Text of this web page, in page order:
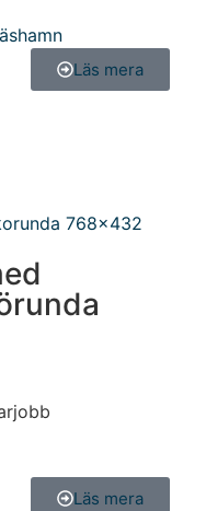
Läs mera
Läs mera